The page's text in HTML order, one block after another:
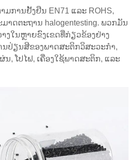
ການຢັ້ງຢືນ EN71 ແລະ ROHS,
ມາດຕະຖານ halogentesting. ພວກມັນ
ງໃນຫຼາຍຂົງເຂດທີ່ກ່ຽວຂ້ອງຢ່າງ
ນປ່ຽນສີຂອງພາດສະຕິກວິສະວະກໍາ,
, ໂປໄຟ, ເຄື່ອງໃຊ້ພາດສະຕິກ, ແລະ